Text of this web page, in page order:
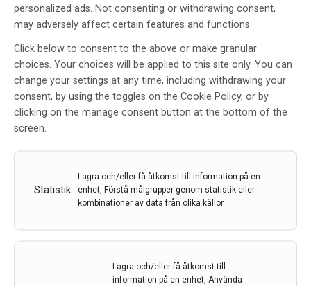
personalized ads. Not consenting or withdrawing consent,
may adversely affect certain features and functions.
Click below to consent to the above or make granular
choices. Your choices will be applied to this site only. You can
change your settings at any time, including withdrawing your
consent, by using the toggles on the Cookie Policy, or by
clicking on the manage consent button at the bottom of the
screen.
Statistik
Lagra och/eller få åtkomst till information på en
enhet, Förstå målgrupper genom statistik eller
kombinationer av data från olika källor.
Lagra och/eller få åtkomst till
information på en enhet, Använda
22 okt 2021
Etiketter:Janssen
Ponvory som är en läkemedelsbehandling för vuxna
patienter med skovvis multipel skleros (RMS) ingår i
högkostnadsskyddet från och med den 22 oktober
2021.
Positive opinion för Ponvory från